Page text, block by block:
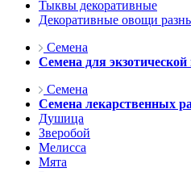
Тыквы декоративные
Декоративные овощи
Семена
Семена для экзотической
Семена
Семена лекарственных
Душица
Зверобой
Мелисса
Мята